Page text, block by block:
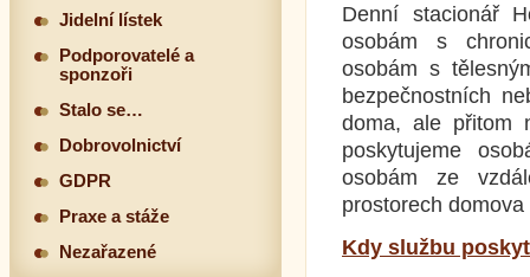
Denní stacionář
osobám s
osobám s
bezpečnostních
doma, ale přitom
poskytujeme
osobám ze
prostorech
Kdy službu
Jidelní lístek
Podporovatelé a
sponzoři
Stalo se…
Dobrovolnictví
GDPR
Praxe a stáže
Nezařazené